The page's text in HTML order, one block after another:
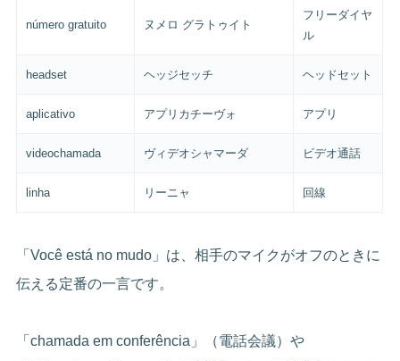
número gratuito ヌメロ グラトゥイト
フリーダイヤ
ル
headset ヘッジセッチ ヘッドセット
aplicativo アプリカチーヴォ アプリ
videochamada ヴィデオシャマーダ ビデオ通話
linha リーニャ 回線
「Você está no mudo」は、相手のマイクがオフのときに
伝える定番の一言です。
「chamada em conferência」（電話会議）や